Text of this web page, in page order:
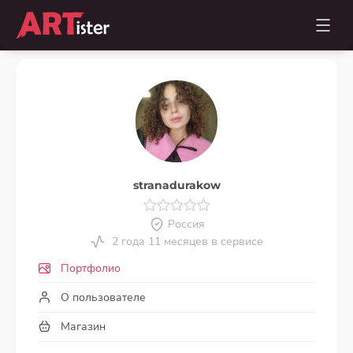
stranadurakow
Россия
2 года 11 месяцев в сервисе
Портфолио
О пользователе
Магазин